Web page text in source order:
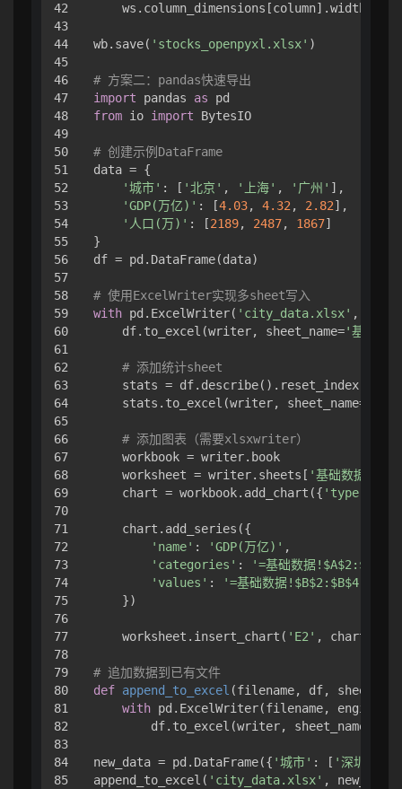
42
43
44
45
46
47
48
49
50
51
52
53
54
55
56
57
58
59
60
61
62
63
64
65
66
67
68
69
70
71
72
73
74
75
76
77
78
79
80
81
82
83
84
ws.column_dimensions[column].width =
wb.save( 'stocks_openpyxl.xlsx' )
# 方案二：pandas快速导出
import pandas as
from io import BytesIO
# 创建示例DataFrame
data = {
'城市' : [ '北京' , '上海' , '广州' ],
'GDP(万亿)' : [4.03, 4.32, 2.82],
'人口(万)' : [2189, 2487, 1867]
}
df = pd.DataFrame(data)
# 使用ExcelWriter实现多sheet写入
with pd.ExcelWriter( 'city_data.xlsx' ,
    df.to_excel(writer, sheet_name=
'基础数
# 添加统计sheet
    stats = df.describe().reset_index()
    stats.to_excel(writer, sheet_name=
# 添加图表（需要xlsxwriter）
    workbook = writer.book
    worksheet = writer.sheets[
'基础数据'
    chart = workbook.add_chart({
'type'
    chart.add_series({
'name' : 'GDP(万亿)' ,
'categories' : '=基础数据!$A$2:$A$4'
'values' : '=基础数据!$B$2:$B$4'
    })
    worksheet.insert_chart(
'E2' , chart)
# 追加数据到已有文件
def append_to_excel (filename, df,
with pd.ExcelWriter(filename, engine=
df.to_excel(writer,
new_data = pd.DataFrame({ '城市' : [ '深圳'
append_to_excel( 'city_data.xlsx' ,